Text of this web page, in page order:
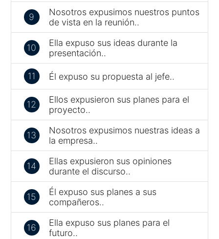
9
Nosotros expusimos nuestros puntos
de vista en la reunión..
10
Ella expuso sus ideas durante la
presentación..
11 Él expuso su propuesta al jefe..
12
Ellos expusieron sus planes para el
proyecto..
13
Nosotros expusimos nuestras ideas a
la empresa..
14
Ellas expusieron sus opiniones
durante el discurso..
15
Él expuso sus planes a sus
compañeros..
16
Ella expuso sus planes para el
futuro..